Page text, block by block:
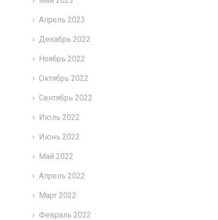
Апрель 2023
Декабрь 2022
Ноябрь 2022
Октябрь 2022
Сентябрь 2022
Июль 2022
Июнь 2022
Май 2022
Апрель 2022
Март 2022
Февраль 2022